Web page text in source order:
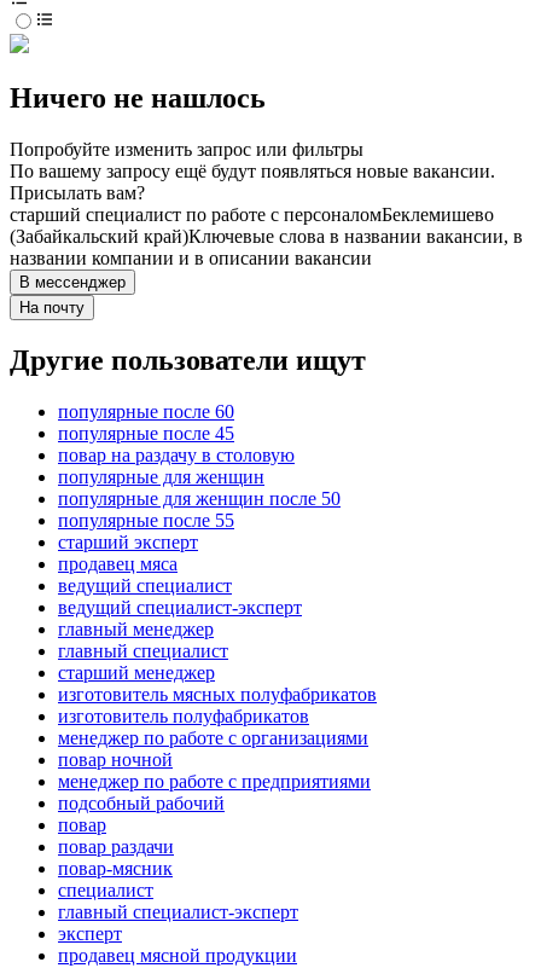
Ничего не нашлось
Попробуйте изменить запрос или фильтры
По вашему запросу ещё будут появляться новые вакансии.
Присылать вам?
старший специалист по работе с персоналомБеклемишево
(Забайкальский край)Ключевые слова в названии вакансии, в
названии компании и в описании вакансии
В мессенджер
На почту
Другие пользователи ищут
популярные после 60
популярные после 45
повар на раздачу в столовую
популярные для женщин
популярные для женщин после 50
популярные после 55
старший эксперт
продавец мяса
ведущий специалист
ведущий специалист-эксперт
главный менеджер
главный специалист
старший менеджер
изготовитель мясных полуфабрикатов
изготовитель полуфабрикатов
менеджер по работе с организациями
повар ночной
менеджер по работе с предприятиями
подсобный рабочий
повар
повар раздачи
повар-мясник
специалист
главный специалист-эксперт
эксперт
продавец мясной продукции